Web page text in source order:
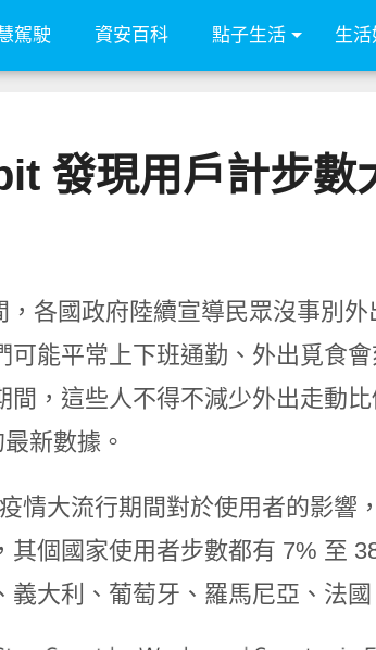
駕駛 資安百科 點子生活 生
發現用戶計步數
，各國政府陸續宣導民眾沒事別
可能平常上下班通勤、外出覓食
間，這些人不得不減少外出走動
新數據。
情大流行期間對於使用者的影響
其個國家使用者步數都有 7% 至
義大利、葡萄牙、羅馬尼亞、法國